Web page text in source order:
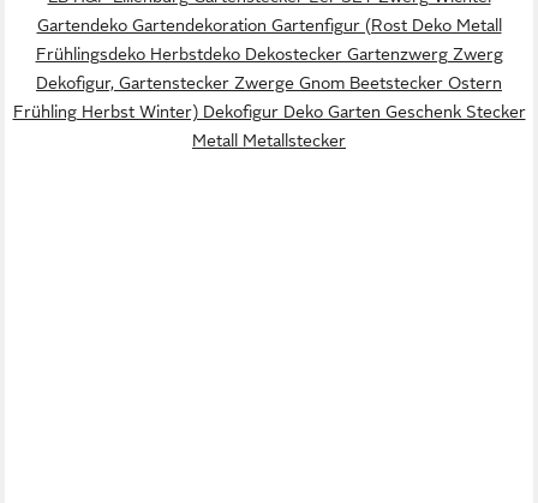
Gartendeko Gartendekoration Gartenfigur (Rost Deko Metall
Frühlingsdeko Herbstdeko Dekostecker Gartenzwerg Zwerg
Dekofigur, Gartenstecker Zwerge Gnom Beetstecker Ostern
Frühling Herbst Winter) Dekofigur Deko Garten Geschenk Stecker
Metall Metallstecker